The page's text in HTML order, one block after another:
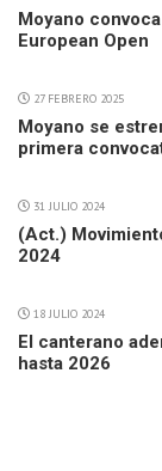
Moyano
European Open
27 FEBRERO 2025
Moyano se
primera
31 JULIO 2024
(Act.)
2024
18 JULIO 2024
El canterano
hasta 2026